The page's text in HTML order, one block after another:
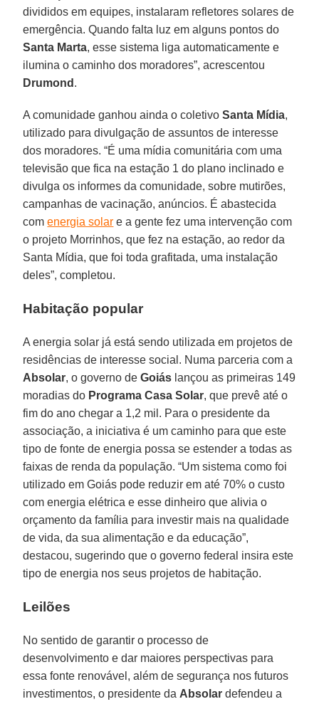
divididos em equipes, instalaram refletores solares de
emergência. Quando falta luz em alguns pontos do
Santa Marta, esse sistema liga automaticamente e
ilumina o caminho dos moradores”, acrescentou
Drumond .
A comunidade ganhou ainda o coletivoSanta Mídia,
utilizado para divulgação de assuntos de interesse
dos moradores. “É uma mídia comunitária com uma
televisão que fica na estação 1 do plano inclinado e
divulga os informes da comunidade, sobre mutirões,
campanhas de vacinação, anúncios. É abastecida
comenergia solar e a gente fez uma intervenção com
o projeto Morrinhos, que fez na estação, ao redor da
Santa Mídia, que foi toda grafitada, uma instalação
deles”, completou.
Habitação popular
A energia solar já está sendo utilizada em projetos de
residências de interesse social. Numa parceria com a
Absolar, o governo deGoiás lançou as primeiras 149
moradias do Programa Casa Solar, que prevê até o
fim do ano chegar a 1,2 mil. Para o presidente da
associação, a iniciativa é um caminho para que este
tipo de fonte de energia possa se estender a todas as
faixas de renda da população. “Um sistema como foi
utilizado em Goiás pode reduzir em até 70% o custo
com energia elétrica e esse dinheiro que alivia o
orçamento da família para investir mais na qualidade
de vida, da sua alimentação e da educação”,
destacou, sugerindo que o governo federal insira este
tipo de energia nos seus projetos de habitação.
Leilões
No sentido de garantir o processo de
desenvolvimento e dar maiores perspectivas para
essa fonte renovável, além de segurança nos futuros
investimentos, o presidente da Absolar defendeu a